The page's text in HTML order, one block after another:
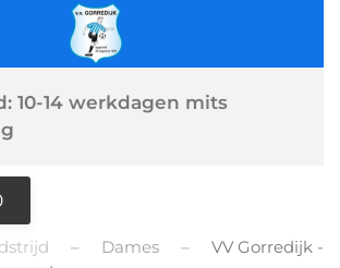
10-14 werkdagen mits
Dames
VV Gorredijk -